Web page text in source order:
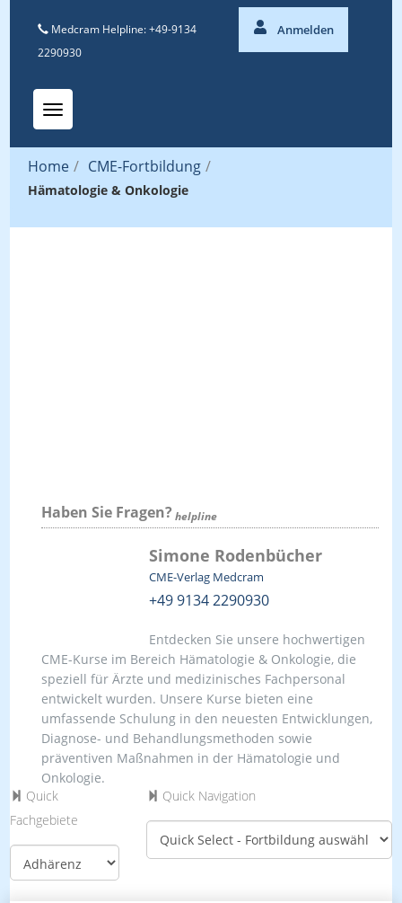
Medcram Helpline: +49-9134
2290930
Anmelden
Toggle navigation
Home / CME-Fortbildung /
Hämatologie & Onkologie
Haben Sie Fragen? helpline
Simone Rodenbücher
CME-Verlag Medcram
+49 9134 2290930
Entdecken Sie unsere hochwertigen
CME-Kurse im Bereich Hämatologie & Onkologie, die
speziell für Ärzte und medizinisches Fachpersonal
entwickelt wurden. Unsere Kurse bieten eine
umfassende Schulung in den neuesten Entwicklungen,
Diagnose- und Behandlungsmethoden sowie
präventiven Maßnahmen in der Hämatologie und
Onkologie.
Quick
Fachgebiete
Quick Navigation